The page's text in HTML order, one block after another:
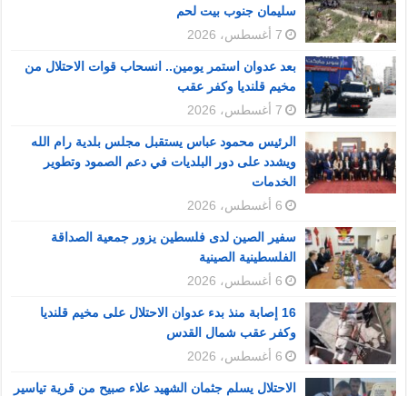
سليمان جنوب بيت لحم
7 أغسطس، 2026
بعد عدوان استمر يومين.. انسحاب قوات الاحتلال من
مخيم قلنديا وكفر عقب
7 أغسطس، 2026
الرئيس محمود عباس يستقبل مجلس بلدية رام الله
ويشدد على دور البلديات في دعم الصمود وتطوير
الخدمات
6 أغسطس، 2026
سفير الصين لدى فلسطين يزور جمعية الصداقة
الفلسطينية الصينية
6 أغسطس، 2026
16 إصابة منذ بدء عدوان الاحتلال على مخيم قلنديا
وكفر عقب شمال القدس
6 أغسطس، 2026
الاحتلال يسلم جثمان الشهيد علاء صبيح من قرية تياسير